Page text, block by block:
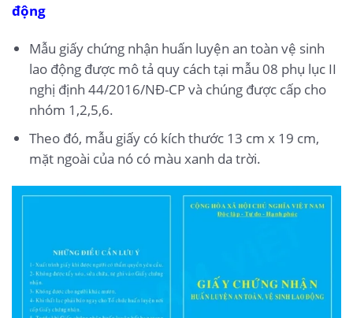
động
Mẫu giấy chứng nhận huấn luyện an toàn vệ sinh
lao động được mô tả quy cách tại mẫu 08 phụ lục II
nghị định 44/2016/NĐ-CP và chúng được cấp cho
nhóm 1,2,5,6.
Theo đó, mẫu giấy có kích thước 13 cm x 19 cm,
mặt ngoài của nó có màu xanh da trời.